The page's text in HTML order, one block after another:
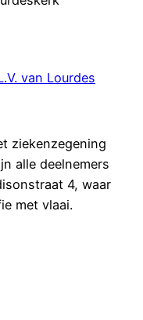
van Lourdes
ziekenzegening
alle deelnemers
4, waar
met vlaai.